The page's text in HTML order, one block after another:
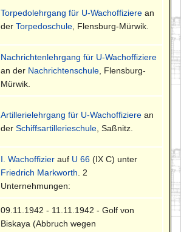
Torpedolehrgang für U-Wachoffiziere an
derTorpedoschule , Flensburg-Mürwik.
Nachrichtenlehrgang für U-Wachoffiziere
an der Nachrichtenschule , Flensburg-
Mürwik.
Artillerielehrgang für U-Wachoffiziere an
derSchiffsartillerieschule , Saßnitz.
I. Wachoffizier auf U 66 (IX C) unter
Friedrich Markworth . 2
Unternehmungen:
09.11.1942 - 11.11.1942 - Golf von
Biskaya (Abbruch wegen